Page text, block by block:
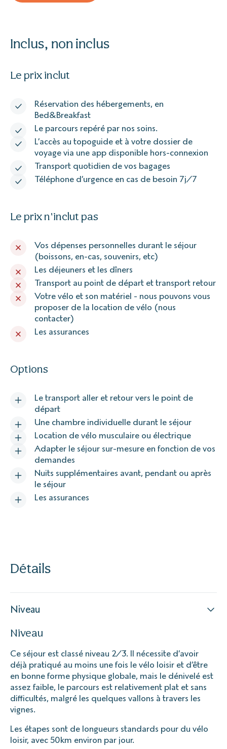
Inclus, non inclus
Le prix inclut
Réservation des hébergements, en
Bed&Breakfast
Le parcours repéré par nos soins.
L’accès au topoguide et à votre dossier de
voyage via une app disponible hors-connexion
Transport quotidien de vos bagages
Téléphone d’urgence en cas de besoin 7j/7
Le prix n'inclut pas
Vos dépenses personnelles durant le séjour
(boissons, en-cas, souvenirs, etc)
Les déjeuners et les dîners
Transport au point de départ et transport retour
Votre vélo et son matériel - nous pouvons vous
proposer de la location de vélo (nous
contacter)
Les assurances
Options
Le transport aller et retour vers le point de
départ
Une chambre individuelle durant le séjour
Location de vélo musculaire ou électrique
Adapter le séjour sur-mesure en fonction de vos
demandes
Nuits supplémentaires avant, pendant ou après
le séjour
Les assurances
Détails
Niveau
Niveau
Ce séjour est classé niveau 2/3. Il nécessite d’avoir
déjà pratiqué au moins une fois le vélo loisir et d’être
en bonne forme physique globale, mais le dénivelé est
assez faible, le parcours est relativement plat et sans
difficultés, malgré les quelques vallons à travers les
vignes.
Les étapes sont de longueurs standards pour du vélo
loisir, avec 50km environ par jour.